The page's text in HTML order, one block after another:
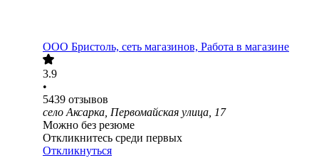
ООО Бристоль, сеть магазинов, Работа в магазине
3.9
•
5439 отзывов
село Аксарка, Первомайская улица, 17
Можно без резюме
Откликнитесь среди первых
Откликнуться